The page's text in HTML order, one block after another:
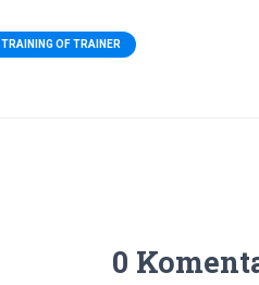
TRAINING OF TRAINER
0